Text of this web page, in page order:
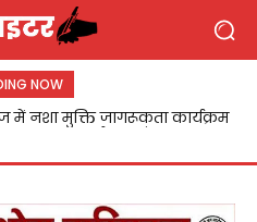
NOW
में नशा मुक्ति जागरूकता कार्यक्रम